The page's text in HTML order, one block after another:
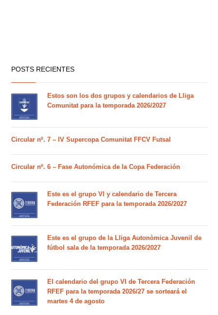
POSTS RECIENTES
Estos son los dos grupos y calendarios de Lliga
Comunitat para la temporada 2026/2027
Circular nº. 7 – IV Supercopa Comunitat FFCV Futsal
Circular nº. 6 – Fase Autonómica de la Copa Federación
Este es el grupo VI y calendario de Tercera
Federación RFEF para la temporada 2026/2027
Este es el grupo de la Lliga Autonòmica Juvenil de
fútbol sala de la temporada 2026/2027
El calendario del grupo VI de Tercera Federación
RFEF para la temporada 2026/27 se sorteará el
martes 4 de agosto